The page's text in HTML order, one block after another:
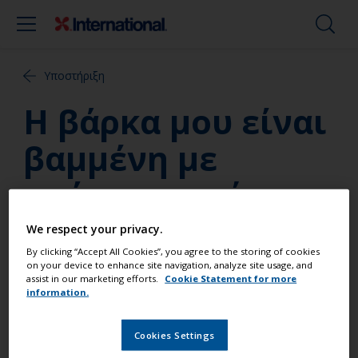
Υποστήριξη
H βάρκα μου είναι
βαμμένη με
χρώμα μονού
πακέτου. Μπορώ
να βάλω
Perfection στην
κορυφή;
We respect your privacy.
By clicking “Accept All Cookies”, you agree to the storing of cookies
on your device to enhance site navigation, analyze site usage, and
assist in our marketing efforts.
Cookie Statement for more
information.
Cookies Settings